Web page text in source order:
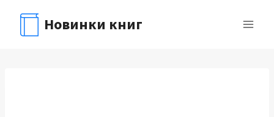
содержимому
Новинки книг